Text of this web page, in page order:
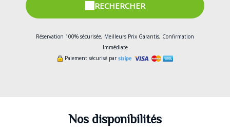
RECHERCHER
Réservation 100% sécurisée, Meilleurs Prix Garantis, Confirmation
Immédiate
Paiement sécurisé par
Nos disponibilités